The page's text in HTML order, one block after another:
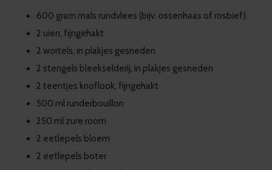
600 gram mals rundvlees (bijv. ossenhaas of rosbief)
2 uien, fijngehakt
2 wortels, in plakjes gesneden
2 stengels bleekselderij, in plakjes gesneden
2 teentjes knoflook, fijngehakt
500 ml runderbouillon
250 ml zure room
2 eetlepels bloem
2 eetlepels boter